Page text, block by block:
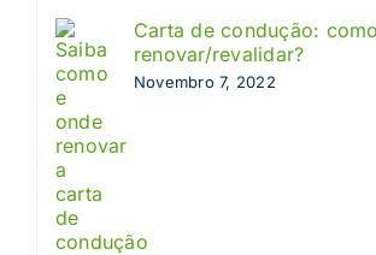
Carta de condução: como
renovar/revalidar?
Novembro 7, 2022